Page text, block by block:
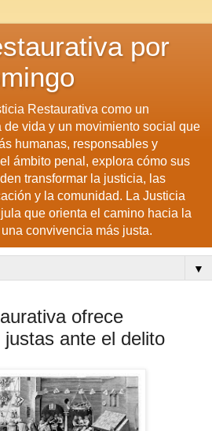
por
Restaurativa como un
de vida y un movimiento social que
humanas, responsables y
ámbito penal, explora cómo sus
transformar la justicia, las
y la comunidad. La Justicia
que orienta el camino hacia la
convivencia más justa.
▼
ofrece
ante el delito